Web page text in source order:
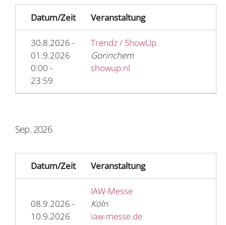
Datum/Zeit Veranstaltung
30.8.2026 -
01.9.2026
0:00 -
23:59
Trendz / ShowUp
Gorinchem
showup.nl
Sep. 2026
Datum/Zeit Veranstaltung
08.9.2026 -
10.9.2026
IAW-Messe
Köln
iaw-messe.de